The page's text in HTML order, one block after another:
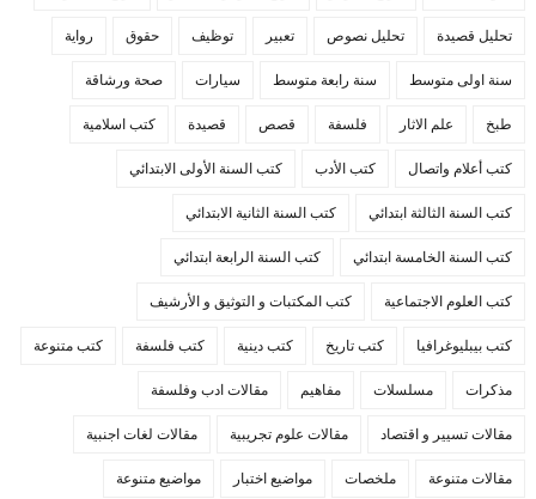
تحليل قصيدة تحليل نصوص تعبير توظيف حقوق رواية
سنة اولى متوسط سنة رابعة متوسط سيارات صحة ورشاقة
طبخ علم الاثار فلسفة قصص قصيدة كتب اسلامية
كتب أعلام واتصال كتب الأدب كتب السنة الأولى الابتدائي
كتب السنة الثالثة ابتدائي كتب السنة الثانية الابتدائي
كتب السنة الخامسة ابتدائي كتب السنة الرابعة ابتدائي
كتب العلوم الاجتماعية كتب المكتبات و التوثيق و الأرشيف
كتب بيبليوغرافيا كتب تاريخ كتب دينية كتب فلسفة كتب متنوعة
مذكرات مسلسلات مفاهيم مقالات ادب وفلسفة
مقالات تسيير و اقتصاد مقالات علوم تجريبية مقالات لغات اجنبية
مقالات متنوعة ملخصات مواضيع اختبار مواضيع متنوعة